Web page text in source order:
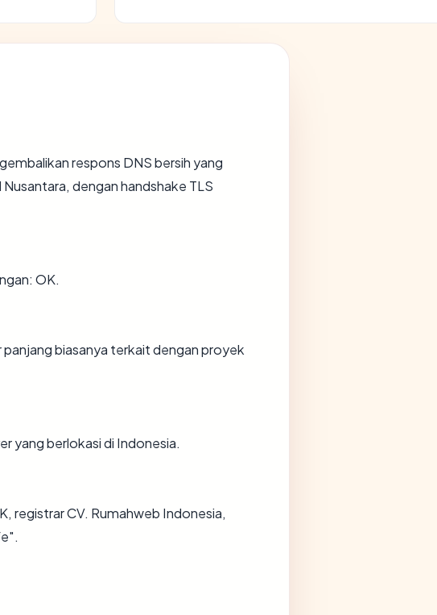
respons DNS bersih yang
dengan handshake TLS
OK.
biasanya terkait dengan proyek
yang berlokasi di Indonesia.
registrar CV. Rumahweb Indonesia,